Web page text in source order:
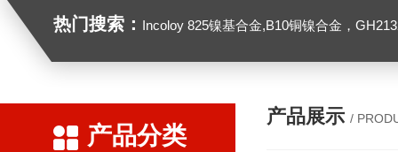
热门搜索： Incoloy 825镍基合金,B10铜镍合金，GH2132高温合金，C276
产品分类
产品展示 /